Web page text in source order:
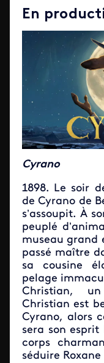
En
Cyrano
1898. Le soir
de Cyrano de
s’assoupit. À
peuplé
museau grand
passé maître
sa cousine
pelage
Christian,
Christian est
Cyrano, alors
sera son
corps
séduire Roxane